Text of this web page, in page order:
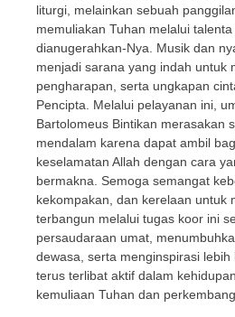
liturgi, melainkan sebuah
memuliakan Tuhan melalui
dianugerahkan-Nya. Musik dan
menjadi sarana yang indah untuk
pengharapan, serta ungkapan
Pencipta. Melalui pelayanan ini,
Bartolomeus Bintikan merasakan
mendalam karena dapat ambil
keselamatan Allah dengan cara
bermakna. Semoga semangat
kekompakan, dan kerelaan untuk
terbangun melalui tugas koor ini
persaudaraan umat,
dewasa, serta menginspirasi
terus terlibat aktif dalam
kemuliaan Tuhan dan